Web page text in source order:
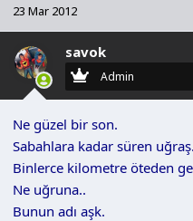
23 Mar 2012
savok
Admin
Ne güzel bir son.
Sabahlara kadar süren uğraş.
Binlerce kilometre öteden
Ne uğruna..
Bunun adı aşk.